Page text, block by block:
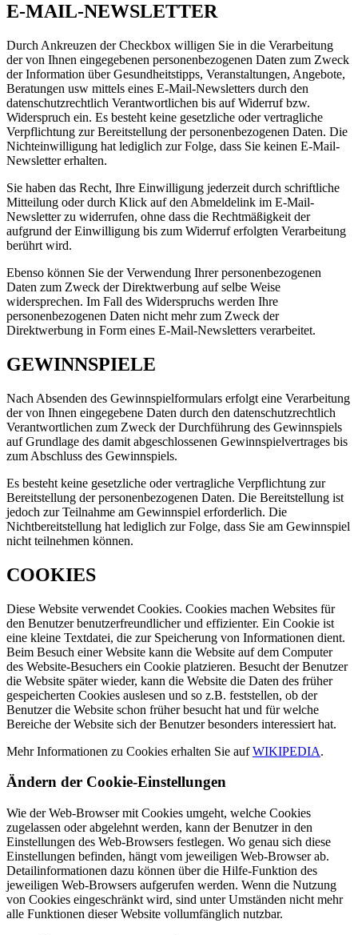
E-MAIL-NEWSLETTER
Durch Ankreuzen der Checkbox willigen Sie in die Verarbeitung
der von Ihnen eingegebenen personenbezogenen Daten zum Zweck
der Information über Gesundheitstipps, Veranstaltungen, Angebote,
Beratungen usw mittels eines E-Mail-Newsletters durch den
datenschutzrechtlich Verantwortlichen bis auf Widerruf bzw.
Widerspruch ein. Es besteht keine gesetzliche oder vertragliche
Verpflichtung zur Bereitstellung der personenbezogenen Daten. Die
Nichteinwilligung hat lediglich zur Folge, dass Sie keinen E-Mail-
Newsletter erhalten.
Sie haben das Recht, Ihre Einwilligung jederzeit durch schriftliche
Mitteilung oder durch Klick auf den Abmeldelink im E-Mail-
Newsletter zu widerrufen, ohne dass die Rechtmäßigkeit der
aufgrund der Einwilligung bis zum Widerruf erfolgten Verarbeitung
berührt wird.
Ebenso können Sie der Verwendung Ihrer personenbezogenen
Daten zum Zweck der Direktwerbung auf selbe Weise
widersprechen. Im Fall des Widerspruchs werden Ihre
personenbezogenen Daten nicht mehr zum Zweck der
Direktwerbung in Form eines E-Mail-Newsletters verarbeitet.
GEWINNSPIELE
Nach Absenden des Gewinnspielformulars erfolgt eine Verarbeitung
der von Ihnen eingegebene Daten durch den datenschutzrechtlich
Verantwortlichen zum Zweck der Durchführung des Gewinnspiels
auf Grundlage des damit abgeschlossenen Gewinnspielvertrages bis
zum Abschluss des Gewinnspiels.
Es besteht keine gesetzliche oder vertragliche Verpflichtung zur
Bereitstellung der personenbezogenen Daten. Die Bereitstellung ist
jedoch zur Teilnahme am Gewinnspiel erforderlich. Die
Nichtbereitstellung hat lediglich zur Folge, dass Sie am Gewinnspiel
nicht teilnehmen können.
COOKIES
Diese Website verwendet Cookies. Cookies machen Websites für
den Benutzer benutzerfreundlicher und effizienter. Ein Cookie ist
eine kleine Textdatei, die zur Speicherung von Informationen dient.
Beim Besuch einer Website kann die Website auf dem Computer
des Website-Besuchers ein Cookie platzieren. Besucht der Benutzer
die Website später wieder, kann die Website die Daten des früher
gespeicherten Cookies auslesen und so z.B. feststellen, ob der
Benutzer die Website schon früher besucht hat und für welche
Bereiche der Website sich der Benutzer besonders interessiert hat.
Mehr Informationen zu Cookies erhalten Sie aufWIKIPEDIA.
Ändern der Cookie-Einstellungen
Wie der Web-Browser mit Cookies umgeht, welche Cookies
zugelassen oder abgelehnt werden, kann der Benutzer in den
Einstellungen des Web-Browsers festlegen. Wo genau sich diese
Einstellungen befinden, hängt vom jeweiligen Web-Browser ab.
Detailinformationen dazu können über die Hilfe-Funktion des
jeweiligen Web-Browsers aufgerufen werden. Wenn die Nutzung
von Cookies eingeschränkt wird, sind unter Umständen nicht mehr
alle Funktionen dieser Website vollumfänglich nutzbar.